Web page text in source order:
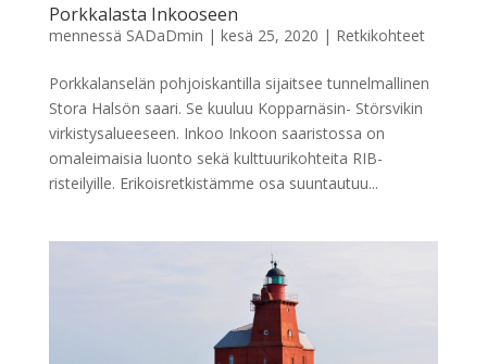
Porkkalasta Inkooseen
mennessä SADaDmin | kesä 25, 2020 | Retkikohteet
Porkkalanselän pohjoiskantilla sijaitsee tunnelmallinen
Stora Halsön saari. Se kuuluu Kopparnäsin- Störsvikin
virkistysalueeseen. Inkoo Inkoon saaristossa on
omaleimaisia luonto sekä kulttuurikohteita RIB-
risteilyille. Erikoisretkistämme osa suuntautuu...